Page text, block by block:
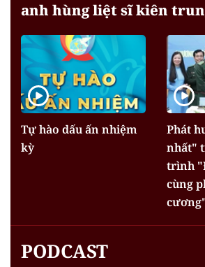
anh hùng liệt sĩ kiên
Tự hào dấu ấn nhiệm
kỳ
Phát
nhất"
trình
cùng
PODCAST